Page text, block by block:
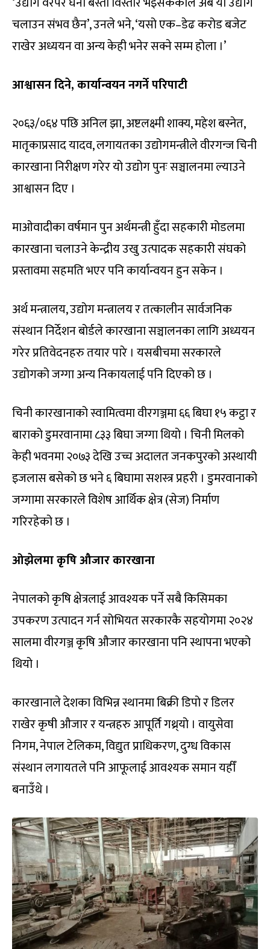
चलाउन संभव छैन’, उनले भने, ‘यसो एक–डेढ करोड बजेट
राखेर अध्ययन वा अन्य केही भनेर सक्ने सम्म होला ।’
आश्वासन दिने, कार्यान्वयन नगर्ने परिपाटी
२०६३/०६४ पछि अनिल झा, अष्टलक्ष्मी शाक्य, महेश बस्नेत,
मातृकाप्रसाद यादव, लगायतका उद्योगमन्त्रीले वीरगन्ज चिनी
कारखाना निरीक्षण गरेर यो उद्योग पुनः सञ्चालनमा ल्याउने
आश्वासन दिए ।
माओवादीका वर्षमान पुन अर्थमन्त्री हुँदा सहकारी मोडलमा
कारखाना चलाउने केन्द्रीय उखु उत्पादक सहकारी संघको
प्रस्तावमा सहमति भएर पनि कार्यान्वयन हुन सकेन ।
अर्थ मन्त्रालय, उद्योग मन्त्रालय र तत्कालीन सार्वजनिक
संस्थान निर्देशन बोर्डले कारखाना सञ्चालनका लागि अध्ययन
गरेर प्रतिवेदनहरु तयार पारे । यसबीचमा सरकारले
उद्योगको जग्गा अन्य निकायलाई पनि दिएको छ ।
चिनी कारखानाको स्वामित्वमा वीरगञ्जमा ६६ बिघा १५ कट्ठा र
बाराको डुमरवानामा ८३३ बिघा जग्गा थियो । चिनी मिलको
केही भवनमा २०७३ देखि उच्च अदालत जनकपुरको अस्थायी
इजलास बसेको छ भने ६ बिघामा सशस्त्र प्रहरी । डुमरवानाको
जग्गामा सरकारले विशेष आर्थिक क्षेत्र (सेज) निर्माण
गरिरहेको छ ।
ओझेलमा कृषि औजार कारखाना
नेपालको कृषि क्षेत्रलाई आवश्यक पर्ने सबै किसिमका
उपकरण उत्पादन गर्न सोभियत सरकारकै सहयोगमा २०२४
सालमा वीरगञ्ज कृषि औजार कारखाना पनि स्थापना भएको
थियो ।
कारखानाले देशका विभिन्न स्थानमा बिक्री डिपो र डिलर
राखेर कृषी औजार र यन्त्रहरु आपूर्ति गथ्र्यो । वायुसेवा
निगम, नेपाल टेलिकम, विद्युत प्राधिकरण, दुग्ध विकास
संस्थान लगायतले पनि आफूलाई आवश्यक समान यहीँ
बनाउँथे ।